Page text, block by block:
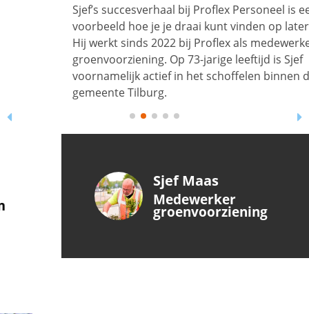
Sjef’s succesverhaal bij Proflex Personeel is een mooi
voorbeeld hoe je je draai kunt vinden op latere leeftijd.
Hij werkt sinds 2022 bij Proflex als medewerker
groenvoorziening. Op 73-jarige leeftijd is Sjef
voornamelijk actief in het schoffelen binnen de
gemeente Tilburg.
Sjef Maas
Medewerker
groenvoorziening